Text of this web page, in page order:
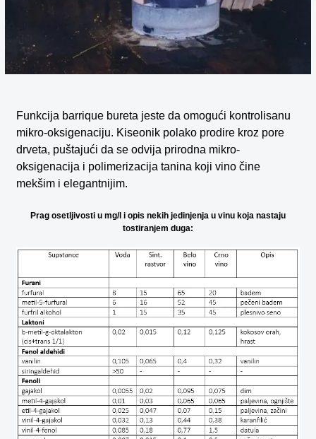
Funkcija barrique bureta jeste da omogući kontrolisanu
mikro-oksigenaciju. Kiseonik polako prodire kroz pore
drveta, puštajući da se odvija prirodna mikro-
oksigenacija i polimerizacija tanina koji vino čine
mekšim i elegantnijim.
Prag osetljivosti u mg/l i opis nekih jedinjenja u vinu koja nastaju
tostiranjem duga: